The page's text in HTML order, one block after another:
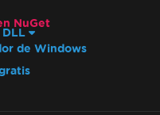
NuGet
DLL
de Windows